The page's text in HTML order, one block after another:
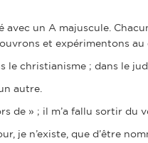
avec un A majuscule.
et expérimentons
le christianisme ; dans le
autre.
de » ; il m’a fallu sortir du
je n’existe, que d’être